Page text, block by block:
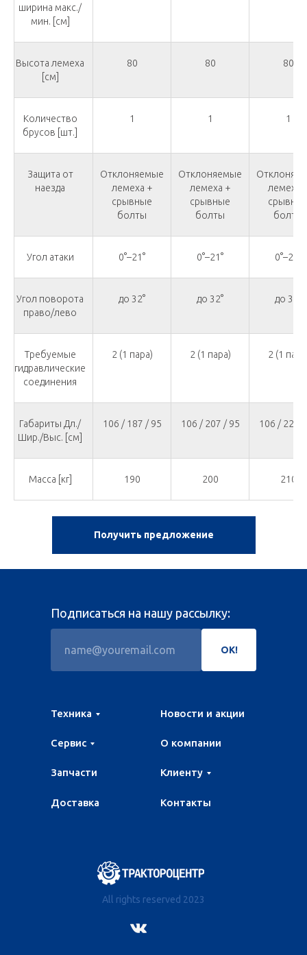
ширина макс./
мин. [см]
Высота лемеха
[см]
80 80 80
Количество
брусов [шт.]
1 1 1
Защита от
наезда
Отклоняемые
лемеха +
срывные
болты
Отклоняемые
лемеха +
срывные
болты
лемеха
болты
Угол атаки 0°–21° 0°–21° 0°–21°
Угол поворота
право/лево
до 32° до 32° до 32°
Требуемые
гидравлические
соединения
2 (1 пара) 2 (1 пара) 2 (1
Габариты Дл./
Шир./Выс. [см]
106 / 187 / 95 106 / 207 / 95 106 / 227 /
Масса [кг] 190 200 210
Получить предложение
All rights reserved 2023
Техника
Сервис
Запчасти
Новости и акции
Клиенту
О компании
Подписаться на нашу рассылку:
ОК!
Контакты
Доставка